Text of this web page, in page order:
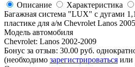
Описание Характеристика
Багажная система "LUX" с дугами
пластике для а/м Chevrolet Lanos
Модель автомобиля
Chevrolet: Lanos 2002-2009
Бонус за отзыв: 30.00 руб.
(необходимо зарегистрироваться или